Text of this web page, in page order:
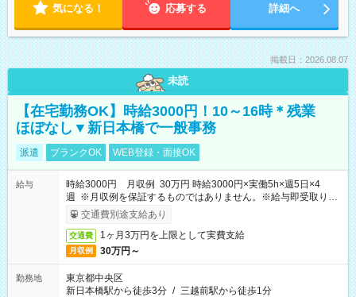
気になる！ 応募する 詳細へ
掲載日：2026.08.07
未読
【在宅勤務OK】時給3000円！10～16時＊残業
ほぼなし▼新日本橋で一般事務
派遣 ブランクOK WEB登録・面接OK
給与
時給3000円 月収例 30万円 時給3000円×実働5h×週5日×4
週 ※月収例を保証するものではありません。※給与即受取りサ
ービス利用可（利用条件有）
交通費別途支給あり
交通費 1ヶ月3万円を上限として実費支給
月収例 30万円～
勤務地
東京都中央区
新日本橋駅から徒歩3分 / 三越前駅から徒歩1分